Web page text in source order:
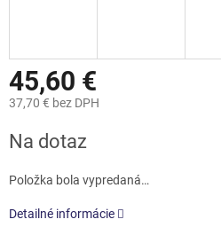
45,60 €
37,70 € bez DPH
cena:
Na dotaz
Položka bola vypredaná…
Detailné informácie